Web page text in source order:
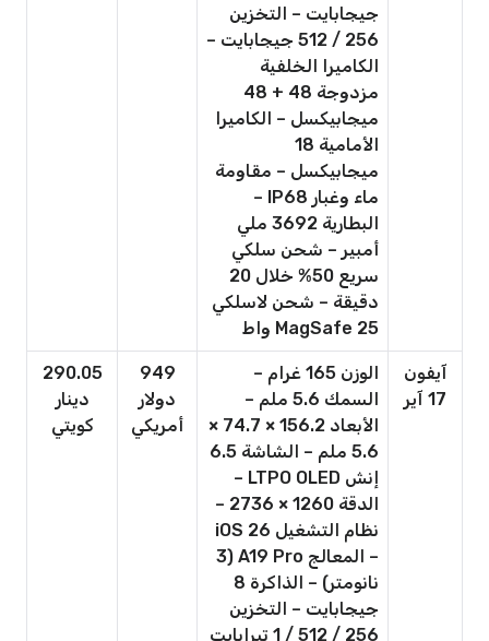
جيجابايت – التخزين
256 / 512 جيجابايت –
الكاميرا الخلفية
مزدوجة 48 + 48
ميجابيكسل – الكاميرا
الأمامية 18
ميجابيكسل – مقاومة
ماء وغبار IP68 –
البطارية 3692 ملي
أمبير – شحن سلكي
سريع 50% خلال 20
دقيقة – شحن لاسلكي
MagSafe 25 واط
آيفون
17 آير
الوزن 165 غرام –
السمك 5.6 ملم –
الأبعاد 156.2 × 74.7 ×
5.6 ملم – الشاشة 6.5
إنش LTPO OLED –
الدقة 1260 × 2736 –
نظام التشغيل iOS 26
– المعالج A19 Pro (3
نانومتر) – الذاكرة 8
جيجابايت – التخزين
256 / 512 / 1 تيرابايت
949
دولار
أمريكي
290.05
دينار
كويتي